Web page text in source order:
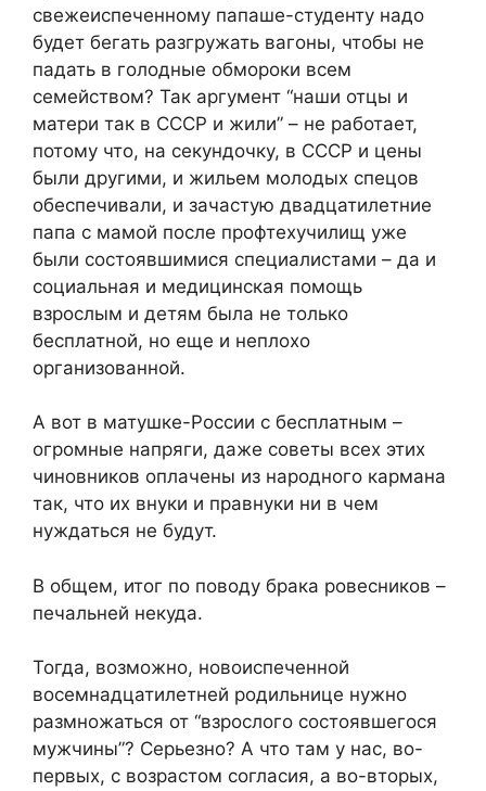
свежеиспеченному папаше-студенту надо
будет бегать разгружать вагоны, чтобы не
падать в голодные обмороки всем
семейством? Так аргумент “наши отцы и
матери так в СССР и жили” – не работает,
потому что, на секундочку, в СССР и цены
были другими, и жильем молодых спецов
обеспечивали, и зачастую двадцатилетние
папа с мамой после профтехучилищ уже
были состоявшимися специалистами – да и
социальная и медицинская помощь
взрослым и детям была не только
бесплатной, но еще и неплохо
организованной.
А вот в матушке-России с бесплатным –
огромные напряги, даже советы всех этих
чиновников оплачены из народного кармана
так, что их внуки и правнуки ни в чем
нуждаться не будут.
В общем, итог по поводу брака ровесников –
печальней некуда.
Тогда, возможно, новоиспеченной
восемнадцатилетней родильнице нужно
размножаться от “взрослого состоявшегося
мужчины”? Серьезно? А что там у нас, во-
первых, с возрастом согласия, а во-вторых,